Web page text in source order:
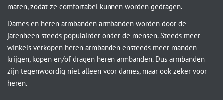
maten, zodat ze comfortabel kunnen worden gedragen.
Dames en heren armbanden armbanden worden door de
jarenheen steeds populairder onder de mensen. Steeds meer
winkels verkopen heren armbanden ensteeds meer manden
krijgen, kopen en/of dragen heren armbanden. Dus armbanden
zijn tegenwoordig niet alleen voor dames, maar ook zeker voor
heren.